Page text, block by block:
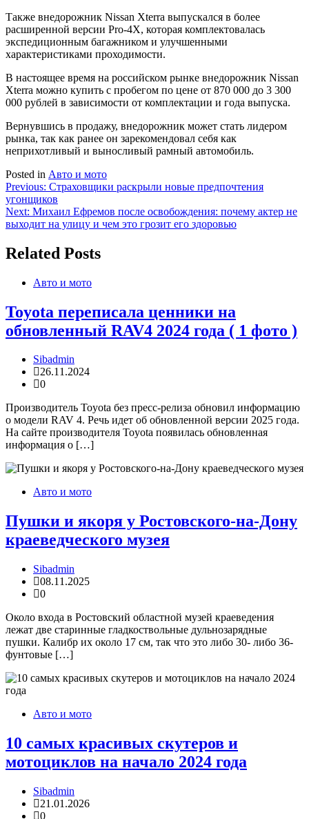
Также внедорожник Nissan Xterra выпускался в более
расширенной версии Pro-4X, которая комплектовалась
экспедиционным багажником и улучшенными
характеристиками проходимости.
В настоящее время на российском рынке внедорожник Nissan
Xterra можно купить с пробегом по цене от 870 000 до 3 300
000 рублей в зависимости от комплектации и года выпуска.
Вернувшись в продажу, внедорожник может стать лидером
рынка, так как ранее он зарекомендовал себя как
неприхотливый и выносливый рамный автомобиль.
Posted in Авто и мото
Навигация
по
записям
Previous: Страховщики раскрыли новые предпочтения
угонщиков
Next: Михаил Ефремов после освобождения: почему актер не
выходит на улицу и чем это грозит его здоровью
Related Posts
Авто и мото
Toyota переписала ценники на
обновленный RAV4 2024 года ( 1 фото )
Sibadmin
26.11.2024
0
Производитель Toyota без пресс-релиза обновил информацию
о модели RAV 4. Речь идет об обновленной версии 2025 года.
На сайте производителя Toyota появилась обновленная
информация о […]
Авто и мото
Пушки и якоря у Ростовского-на-Дону
краеведческого музея
Sibadmin
08.11.2025
0
Около входа в Ростовский областной музей краеведения
лежат две старинные гладкоствольные дульнозарядные
пушки. Калибр их около 17 см, так что это либо 30- либо 36-
фунтовые […]
Авто и мото
10 самых красивых скутеров и
мотоциклов на начало 2024 года
Sibadmin
21.01.2026
0